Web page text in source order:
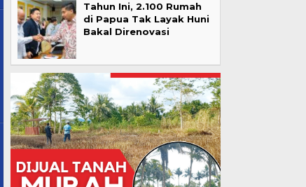
Tahun Ini, 2.100 Rumah
di Papua Tak Layak Huni
Bakal Direnovasi